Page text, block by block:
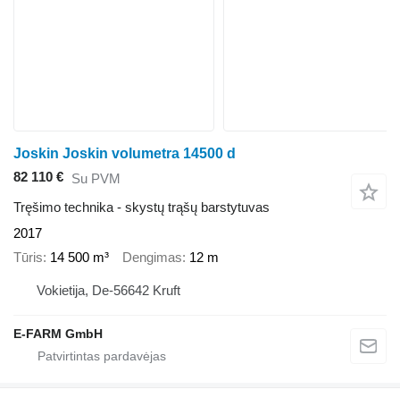
Joskin Joskin volumetra 14500 d
82 110 € Su PVM
Tręšimo technika - skystų trąšų barstytuvas
2017
Tūris 14 500 m³ Dengimas 12 m
Vokietija, De-56642 Kruft
E-FARM GmbH